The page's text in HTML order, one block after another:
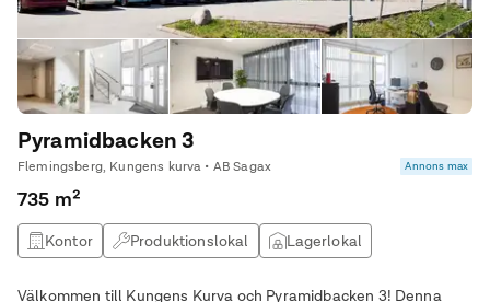
Pyramidbacken 3
Flemingsberg, Kungens kurva • AB Sagax Annons max
735 m²
Kontor Produktionslokal Lagerlokal
Välkommen till Kungens Kurva och Pyramidbacken 3! Denna